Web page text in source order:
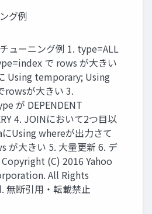
グ例
ューニング例 1. type=ALL
で rows が大きい
Using temporary; Using
が大きい 3.
が DEPENDENT
4. JOINにおいて2つ目以
Using whereが出力さて
が大きい 5. 大量更新 6. デ
(C) 2016 Yahoo
All Rights
無断引用・転載禁止